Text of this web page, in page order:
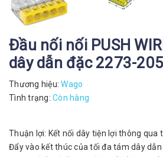
Đầu nối nối PUSH
dây dẫn đặc 2273-205
Thương hiệu: Wago
Tình trạng: Còn hàng
Thuận lợi: Kết nối dây tiện lợi thông qua
Đẩy vào kết thúc của tối đa tám dây